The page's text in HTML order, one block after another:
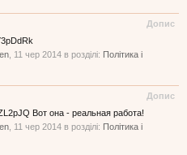
Допис
11 чер 2014 в розділі: Політика і
Допис
Вот она - реальная работа!
11 чер 2014 в розділі: Політика і